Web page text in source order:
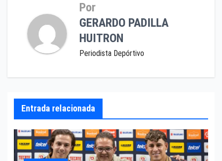
Por
GERARDO PADILLA
HUITRON
Periodista Depórtivo
Entrada relacionada